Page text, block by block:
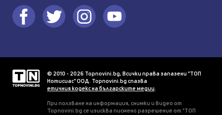
© 2010 - 2026 Topnovini.bg, Всички права запазени "ТОП
Нотисиас" ООД. Topnovini.bg спазва
етичния кодекс на българските медии
При ползване на информация, снимки и видео от
Topnovini.bg се изисква писмено разрешение от "ТОП